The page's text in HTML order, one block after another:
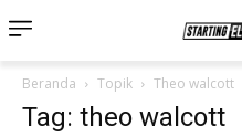
Beranda Topik Theo walcott
Tag: theo walcott